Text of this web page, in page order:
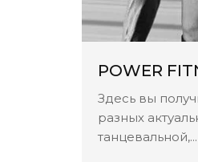
POWER
Здесь вы
разных
танцевальной,...